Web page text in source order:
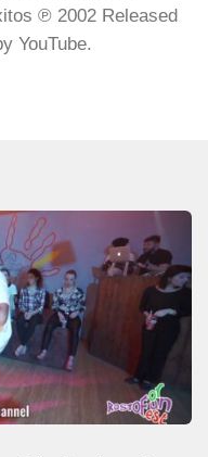
℗ 2002 Released
YouTube.